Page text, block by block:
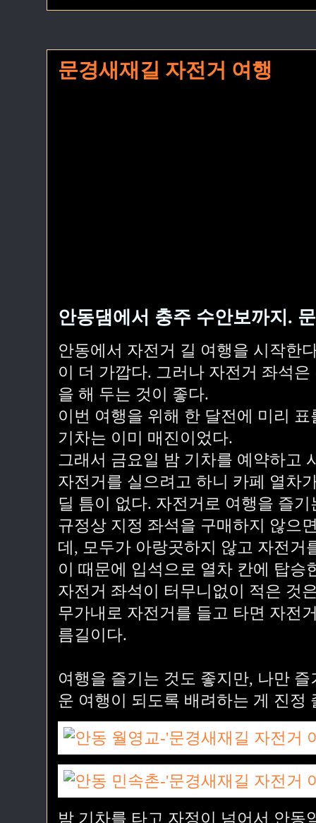
문경새재길 자전거 여행
안동댐에서 충주 수안보까지.
안동에서 자전거 길 여행을 시작한
이 더 가깝다. 그러나 자전거 좌석
을 해 두는 것이 좋다.
이번 여행을 위해 한 달전에 미리
기차는 이미 매진이었다.
그래서 금요일 밤 기차를 예약하고
자전거를 실으려고 하니 카페 열차
딜 틈이 없다. 자전거로 여행을 즐
규정상 지정 좌석을 구매하지 않으
데, 모두가 아랑곳하지 않고 자전거
이 때문에 입석으로 열차 칸에 탑승
자전거 좌석이 터무니없이 적은 것
무가내로 자전거를 들고 타면 자전
름길이다.
여행을 즐기는 것도 좋지만, 나만
운 여행이 되도록 배려하는 게 진정
밤 기차를 타고 자정이 넘어서 안동